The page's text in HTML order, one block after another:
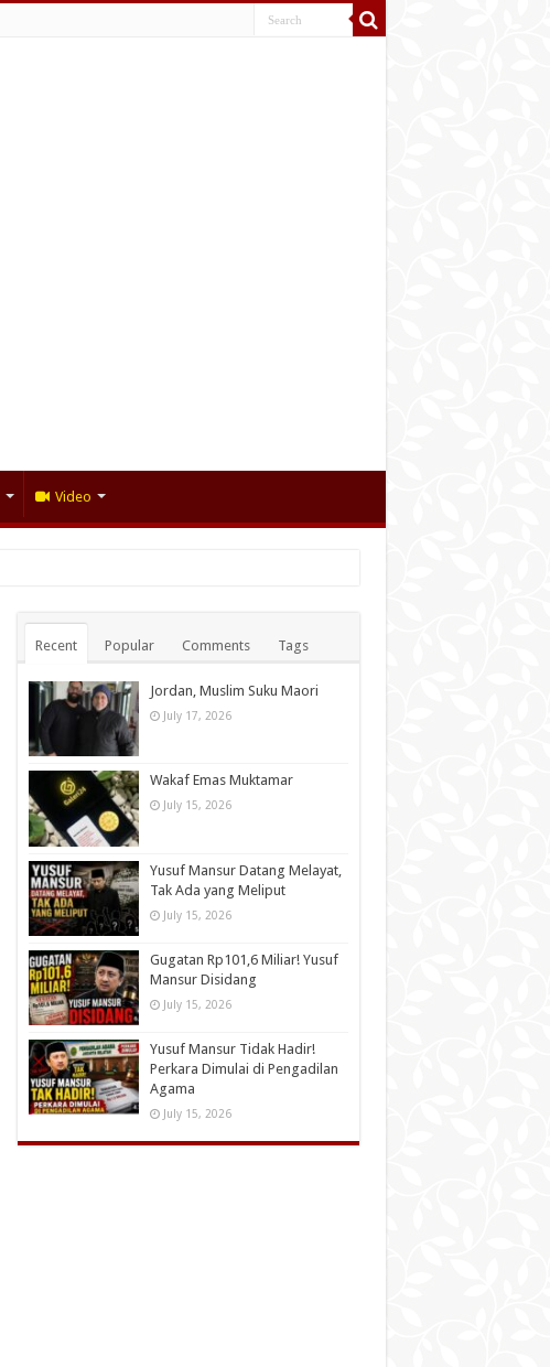
Video
Recent Popular Comments Tags
Jordan, Muslim Suku Maori
July 17, 2026
Wakaf Emas Muktamar
July 15, 2026
Yusuf Mansur Datang Melayat,
Tak Ada yang Meliput
July 15, 2026
Gugatan Rp101,6 Miliar! Yusuf
Mansur Disidang
July 15, 2026
Yusuf Mansur Tidak Hadir!
Perkara Dimulai di Pengadilan
Agama
July 15, 2026